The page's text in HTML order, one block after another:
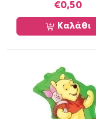
€0,50
Καλάθι